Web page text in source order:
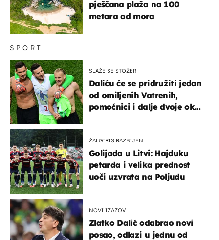
SPORT
SLAŽE SE STOŽER
Daliću će se pridružiti jedan
od omiljenih Vatrenih,
pomoćnici i dalje dvoje oko
ŽALGIRIS RAZBIJEN
Golijada u Litvi: Hajduku
petarda i velika prednost
uoči uzvrata na Poljudu
NOVI IZAZOV
Zlatko Dalić odabrao novi
posao, odlazi u jednu od
pješčana plaža na 100
metara od mora